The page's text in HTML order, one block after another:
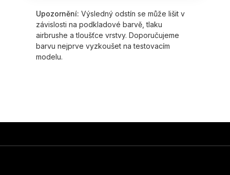
Upozornění: Výsledný odstín se může lišit v
závislosti na podkladové barvě, tlaku
airbrushe a tloušťce vrstvy. Doporučujeme
barvu nejprve vyzkoušet na testovacím
modelu.
Z